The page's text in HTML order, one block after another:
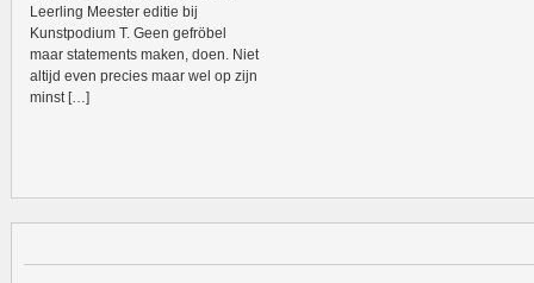
Leerling Meester editie bij
Kunstpodium T. Geen gefröbel
maar statements maken, doen. Niet
altijd even precies maar wel op zijn
minst […]